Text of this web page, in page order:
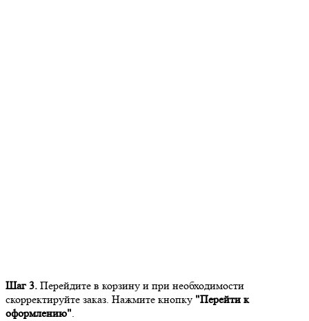
Шаг 3. Перейдите в корзину и при необходимости
скорректируйте заказ. Нажмите кнопку "Перейти к
оформлению".